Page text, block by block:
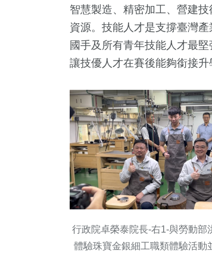
智慧製造、精密加工、營建
資源。技能人才是支撐臺灣
國手及所有青年技能人才最
讓技優人才在賽後能夠銜接
行政院卓榮泰院長-右1-與勞動部
體驗珠寶金銀細工職類體驗活動